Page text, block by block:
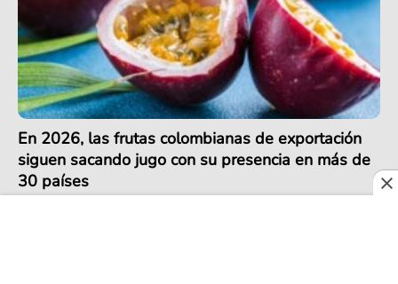
En 2026, las frutas colombianas de exportación
siguen sacando jugo con su presencia en más de
30 países